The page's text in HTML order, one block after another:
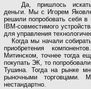
Да, пришлось
деньги. Мы с Игорем
решили попробовать себя в
IВМ-совместимого
для управления
Когда мы начали
приобретения
Митинском, точнее тогда
покупать ЭК, то
Тушина. Тогда на рынке
рыночными
нестандартно.